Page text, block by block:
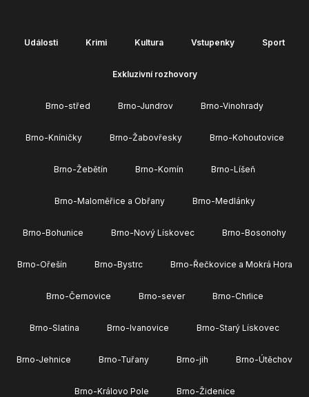
Události Krimi Kultura Vstupenky Sport
Exkluzivní rozhovory
Brno-střed Brno-Jundrov Brno-Vinohrady
Brno-Kníničky Brno-Žabovřesky Brno-Kohoutovice
Brno-Žebětín Brno-Komín Brno-Líšeň
Brno-Maloměřice a Obřany Brno-Medlánky
Brno-Bohunice Brno-Nový Lískovec Brno-Bosonohy
Brno-Ořešín Brno-Bystrc Brno-Řečkovice a Mokrá Hora
Brno-Černovice Brno-sever Brno-Chrlice
Brno-Slatina Brno-Ivanovice Brno-Starý Lískovec
Brno-Jehnice Brno-Tuřany Brno-jih Brno-Útěchov
Brno-Královo Pole Brno-Židenice